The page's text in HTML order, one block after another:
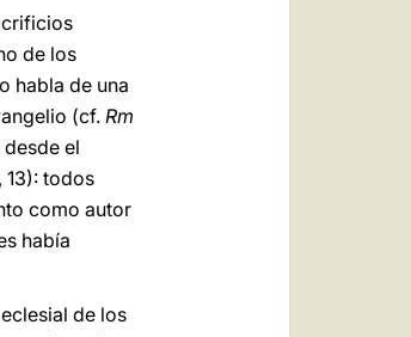
de los
habla de una
(cf.Rm
el
13): todos
como autor
había
de los